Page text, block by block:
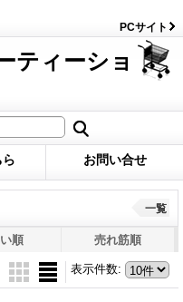
PCサイト
ティーショ
お問い合せ
一覧
順 売れ筋順
表示件数: